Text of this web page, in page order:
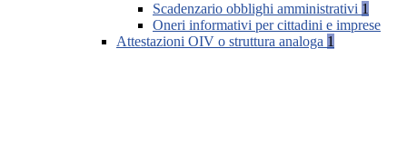
Scadenzario obblighi amministrativi 1
Oneri informativi per cittadini e imprese
Attestazioni OIV o struttura analoga 1